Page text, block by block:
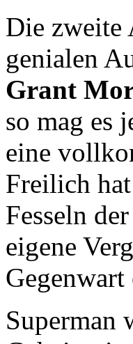
Die zweite
genialen
Grant
so mag es
eine
Freilich
Fesseln
eigene
Gegenwart
Superman